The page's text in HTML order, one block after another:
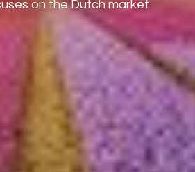
on the Dutch market